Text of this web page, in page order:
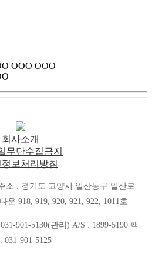
OOO OOO
회사소개
무단수집금지
정보처리방침
소 : 경기도 고양시 일산동구 일산로
운 918, 919, 920, 921, 922, 1011호
901-5130(관리) A/S : 1899-5190 팩
031-901-5125